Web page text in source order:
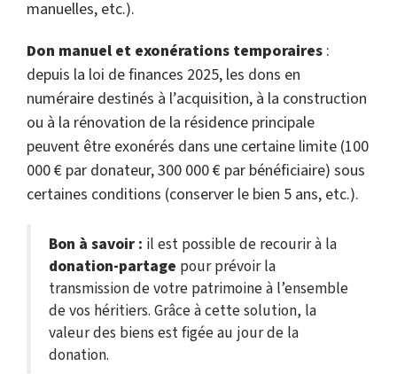
manuelles, etc.).
Don manuel et exonérations temporaires :
depuis la loi de finances 2025, les dons en
numéraire destinés à l’acquisition, à la construction
ou à la rénovation de la résidence principale
peuvent être exonérés dans une certaine limite (100
000 € par donateur, 300 000 € par bénéficiaire) sous
certaines conditions (conserver le bien 5 ans, etc.).
Bon à savoir : il est possible de recourir à la
donation-partage pour prévoir la
transmission de votre patrimoine à l’ensemble
de vos héritiers. Grâce à cette solution, la
valeur des biens est figée au jour de la
donation.